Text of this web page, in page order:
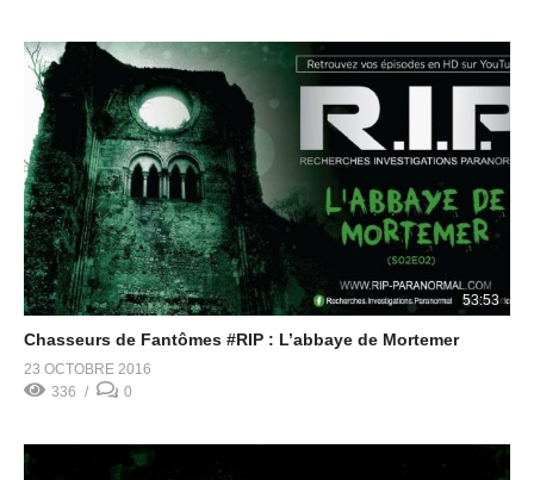
53:53
Chasseurs de Fantômes #RIP : L’abbaye de Mortemer
23 OCTOBRE 2016
336
0